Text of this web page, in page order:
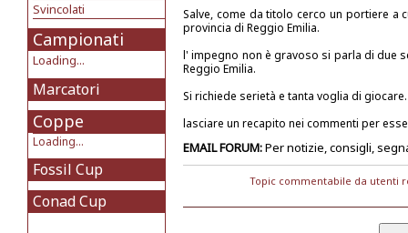
Svincolati
Campionati
Loading...
Marcatori
Coppe
Loading...
Fossil Cup
Conad Cup
Salve, come da titolo cerco un portiere a
provincia di Reggio Emilia.
l' impegno non è gravoso si parla di due
Reggio Emilia.
Si richiede serietà e tanta voglia di giocare.
lasciare un recapito nei commenti per
EMAIL FORUM:Per notizie, consigli,
Topic commentabile da utenti